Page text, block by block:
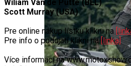
Wiliam Van de Putte (BEL)
Scott Murray (USA)
Pre online nákup lístku klikni na
Pre info o podujatí klikni na [linka]
Více informací na